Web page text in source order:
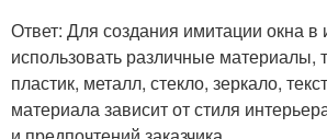
Ответ: Для создания имитации окна
использовать различные материалы,
пластик, металл, стекло, зеркало,
материала зависит от стиля